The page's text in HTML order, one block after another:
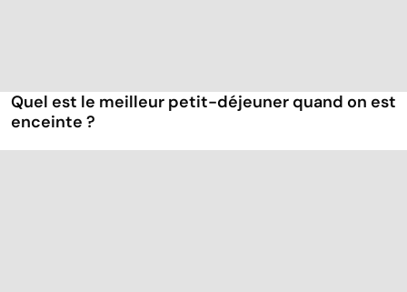
Quel est le meilleur petit-déjeuner quand on est
enceinte ?